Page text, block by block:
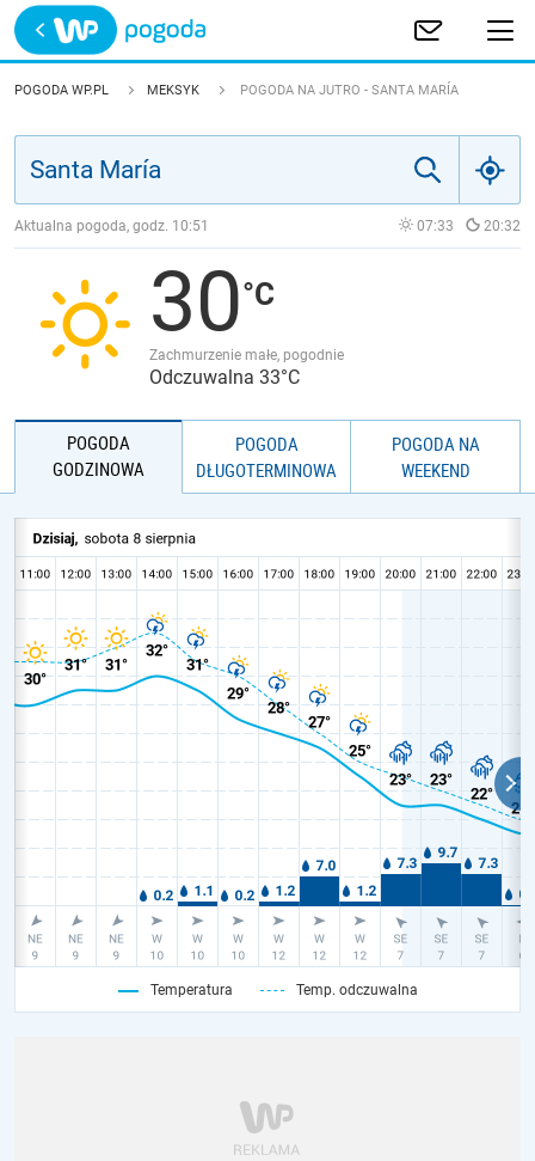
Trwa ładowanie
POLSKA
JAKOŚĆ POWIETRZA
POGODA WP.PL MEKSYK POGODA NA JUTRO - SANTA MARÍA
Aktualna pogoda, godz. 10:51 07:33 20:32
30
Zachmurzenie małe, pogodnie
Odczuwalna 33°C
POGODA
GODZINOWA
POGODA
DŁUGOTERMINOWA
POGODA NA
WEEKEND
Temperatura Temp. odczuwalna